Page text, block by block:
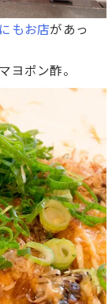
もお店があっ
ヨポン酢。